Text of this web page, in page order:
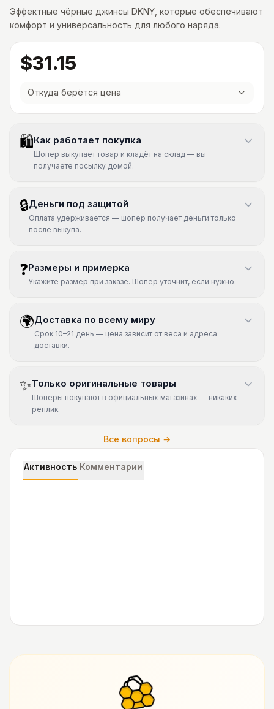
Эффектные чёрные джинсы DKNY, которые обеспечивают
комфорт и универсальность для любого наряда.
$31.15
Откуда берётся цена
🛍Как работает покупка
Шопер выкупает товар и кладёт на склад — вы
получаете посылку домой.
🔒Деньги под защитой
Оплата удерживается — шопер получает деньги только
после выкупа.
❓Размеры и примерка
Укажите размер при заказе. Шопер уточнит, если нужно.
🌍Доставка по всему миру
Срок 10–21 день — цена зависит от веса и адреса
доставки.
✨Только оригинальные товары
Шоперы покупают в официальных магазинах — никаких
реплик.
Все вопросы →
Активность Комментарии